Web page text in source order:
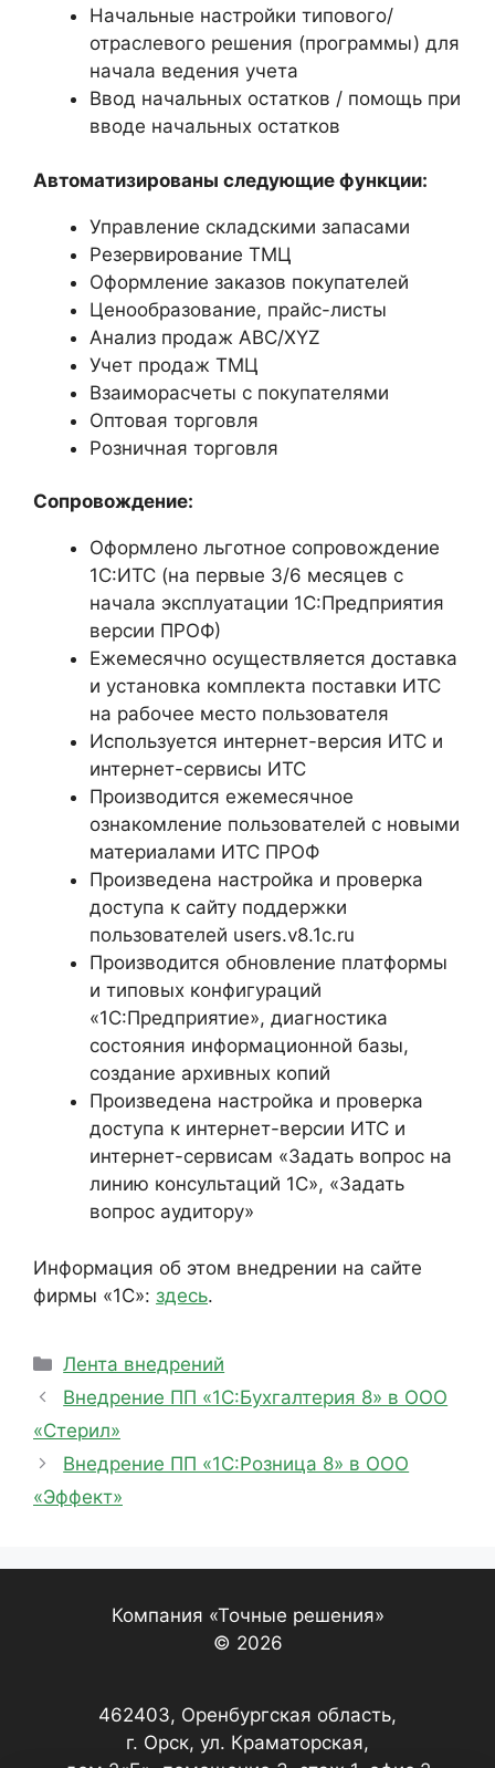
Начальные настройки типового/
отраслевого решения (программы) для
начала ведения учета
Ввод начальных остатков / помощь при
вводе начальных остатков
Автоматизированы следующие функции:
Управление складскими запасами
Резервирование ТМЦ
Оформление заказов покупателей
Ценообразование, прайс-листы
Анализ продаж ABC/XYZ
Учет продаж ТМЦ
Взаиморасчеты с покупателями
Оптовая торговля
Розничная торговля
Сопровождение:
Оформлено льготное сопровождение
1С:ИТС (на первые 3/6 месяцев с
начала эксплуатации 1С:Предприятия
версии ПРОФ)
Ежемесячно осуществляется доставка
и установка комплекта поставки ИТС
на рабочее место пользователя
Используется интернет-версия ИТС и
интернет-сервисы ИТС
Производится ежемесячное
ознакомление пользователей с новыми
материалами ИТС ПРОФ
Произведена настройка и проверка
доступа к сайту поддержки
пользователей users.v8.1c.ru
Производится обновление платформы
и типовых конфигураций
«1С:Предприятие», диагностика
состояния информационной базы,
создание архивных копий
Произведена настройка и проверка
доступа к интернет-версии ИТС и
интернет-сервисам «Задать вопрос на
линию консультаций 1С», «Задать
вопрос аудитору»
Информация об этом внедрении на сайте
фирмы «1С»: здесь.
Рубрики
Лента внедрений
Внедрение ПП «1С:Бухгалтерия 8» в ООО
«Стерил»
Внедрение ПП «1С:Розница 8» в ООО
«Эффект»
Компания «Точные решения»
© 2026
462403, Оренбургская область,
г. Орск, ул. Краматорская,